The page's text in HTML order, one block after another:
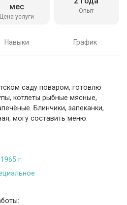
Цена услуги
мес
Опыт
Навыки График
саду поваром, готовлю
котлеты рыбные мясные,
Блинчики, запеканки,
могу составить меню.
г.